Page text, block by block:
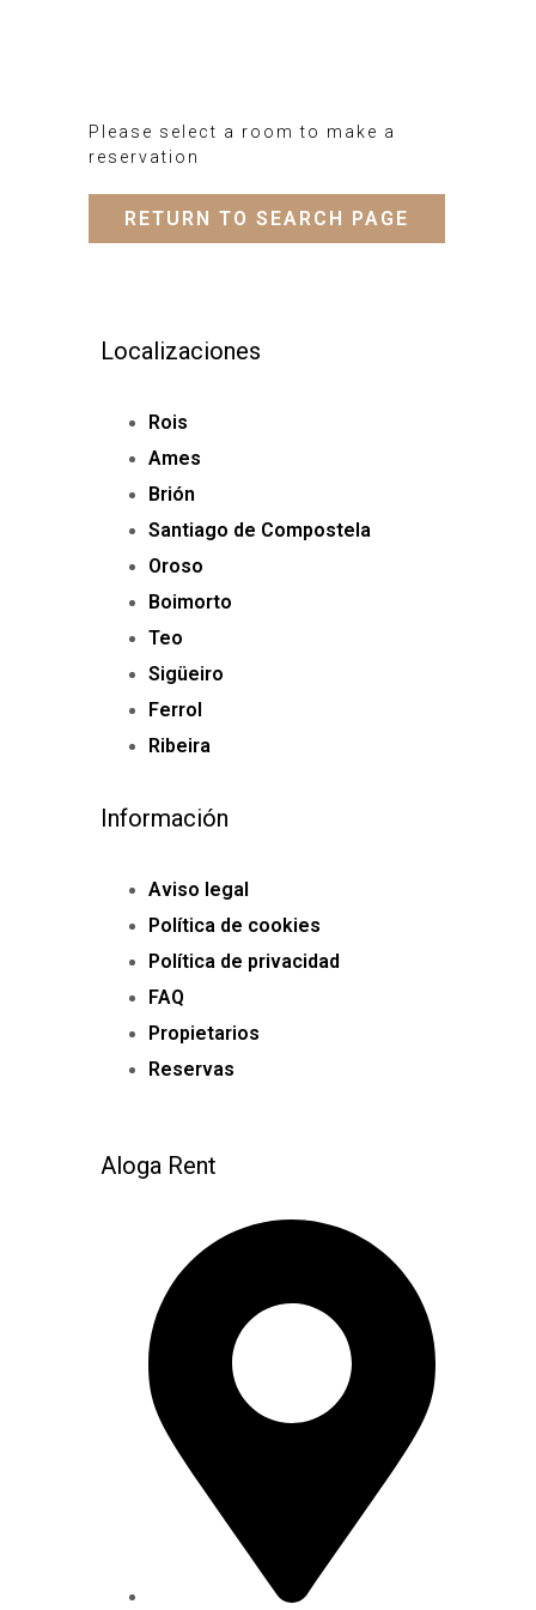
Please select a room to make a
reservation
RETURN TO SEARCH PAGE
Localizaciones
Rois
Ames
Brión
Santiago de Compostela
Oroso
Boimorto
Teo
Sigüeiro
Ferrol
Ribeira
Información
Aviso legal
Política de cookies
Política de privacidad
FAQ
Propietarios
Reservas
Aloga Rent